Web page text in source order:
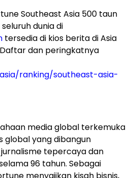
Southeast Asia 500 taun
dunia di
tersedia di kios berita di Asia
dan peringkatnya
ranking/southeast-asia-
media global terkemuka
global yang dibangun
tepercaya dan
96 tahun. Sebagai
menyajikan kisah bisnis,